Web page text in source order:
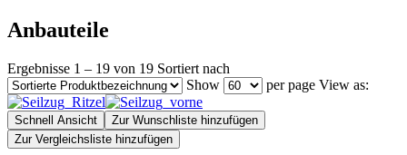
Anbauteile
Ergebnisse 1 – 19 von 19 Sortiert nach
Show
per page View as:
Schnell Ansicht
Zur Wunschliste hinzufügen
Zur Vergleichsliste hinzufügen